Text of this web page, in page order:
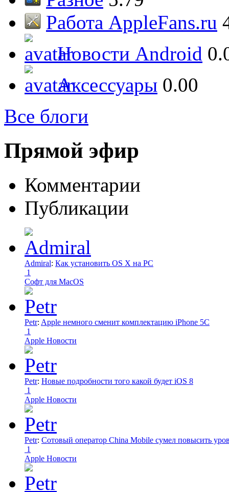
Работа AppleFans.ru
Новости Android
Аксессуары 0.00
Все блоги
Прямой эфир
Комментарии
Публикации
Admiral: Как установить OS X на PC
1
Софт для MacOS
Petr: Apple немного сменит комплектацию iPhone 5C
1
Apple Новости
Petr: Новые подробности того какой будет iOS 8
1
Apple Новости
Petr: Сотовый оператор China Mobile сумел повысить
1
Apple Новости